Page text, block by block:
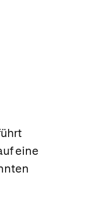
eine